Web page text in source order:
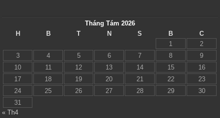
Tháng Tám 2026
H
B T N S B
C
1
2
3
4 5 6 7 8
9
10
11 12 13 14 15
16
17
18 19 20 21 22
23
24
25 26 27 28 29
30
31
« Th4